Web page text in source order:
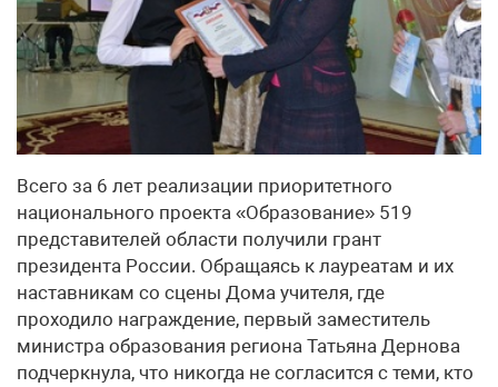
Всего за 6 лет реализации приоритетного
национального проекта «Образование» 519
представителей области получили грант
президента России. Обращаясь к лауреатам и их
наставникам со сцены Дома учителя, где
проходило награждение, первый заместитель
министра образования региона Татьяна Дернова
подчеркнула, что никогда не согласится с теми, кто